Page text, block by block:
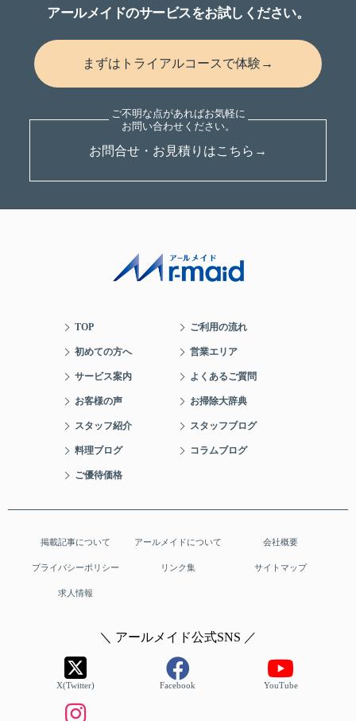
1. お客さまの個人認証をするため
2. サービスの提供のため
3. お支払手続のため
が生じたときは、改めてお客さまから同意を得るこ
お客さまに個人情報の提供をお願いする場合、利用
《4》 利用
アールメイドは、お客さまの個人情報を、「2．利用
目的」で定めた範囲内で利用します。
《5》 第三者への提供
アールメイドは、次の場合を除き個人情報を第三者
に提供することはいたしません。
1. お客さまよりあらかじめ同意を得ている会社
3. 人の生命、身体又は財産の保護のために必要
がある場合であって、 お客さまの同意を得るこ
まの同意を得ることが困難であるとき。
5. 国の機関若しくは地方公共団体又はその委託
を受けた者が法令の定める事務を遂行すること
に 対して協力する必要がある場合であって、お
アールメイドのサービスをお試しください。
まずはトライアルコースで体験→
お問合せ・お見積りはこちら→
TOP ご利用の流れ
初めての方へ 営業エリア
サービス案内 よくあるご質問
お客様の声 お掃除大辞典
スタッフ紹介 スタッフブログ
料理ブログ コラムブログ
ご優待価格
掲載記事について アールメイドについて 会社概要
プライバシーポリシー リンク集 サイトマップ
求人情報
＼ アールメイド公式SNS ／
X(Twitter) Facebook YouTube